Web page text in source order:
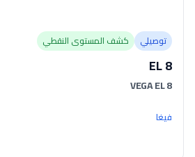
توصيلي كشف المستوى النقطي
EL 8
VEGA EL 8
فيغا